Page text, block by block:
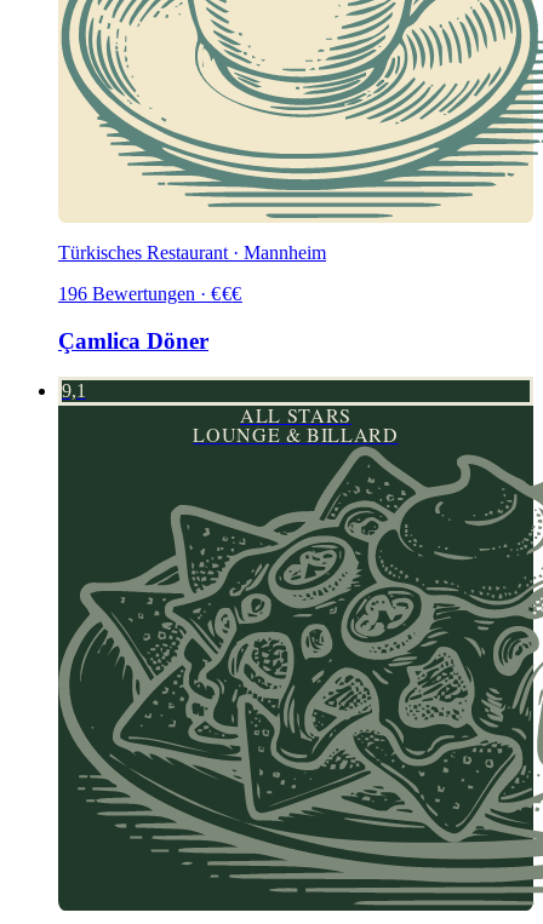
Türkisches Restaurant · Mannheim
196 Bewertungen · €€€
Çamlica Döner
9,1
ALL STARS
LOUNGE & BILLARD